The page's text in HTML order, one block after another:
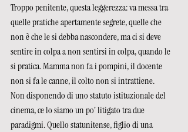
Troppo penitente, questa leggerezza: va messa tra
quelle pratiche apertamente segrete, quelle che
non è che le si debba nascondere, ma ci si deve
sentire in colpa a non sentirsi in colpa, quando le
si pratica. Mamma non fa i pompini, il docente
non si fa le canne, il colto non si intrattiene.
Non disponendo di uno statuto istituzionale del
cinema, ce lo siamo un po’ litigato tra due
paradigmi. Quello statunitense, figlio di una